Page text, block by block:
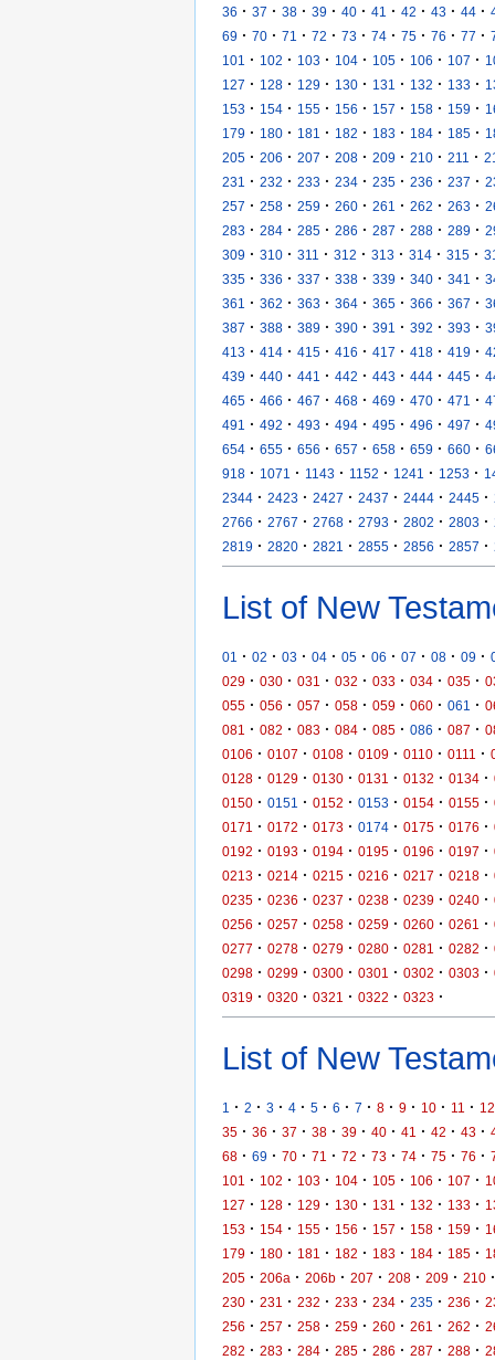
36 · 37 · 38 · 39 · 40 · 41 · 42 · 43 · 44 ·
69 · 70 · 71 · 72 · 73 · 74 · 75 · 76 · 77 ·
101
· 102 · 103 · 104 · 105 · 106 · 107 ·
127 · 128 · 129 · 130 · 131 · 132 · 133 ·
153 · 154 · 155 · 156 · 157 · 158 · 159 ·
179 · 180 · 181 · 182 · 183 · 184 · 185 ·
205 · 206 · 207 · 208 · 209 · 210 · 211 ·
231
· 232 · 233 · 234 · 235 · 236 · 237 ·
257 · 258 · 259 · 260 · 261 · 262 · 263 ·
283 · 284 · 285 · 286 · 287 · 288 · 289 ·
309 · 310 · 311 · 312 · 313 · 314 · 315 ·
335 · 336 · 337 · 338 · 339 · 340 · 341 ·
361
· 362 · 363 · 364 · 365 · 366 · 367 ·
387 · 388 · 389 · 390 · 391 · 392 · 393 ·
413 · 414 · 415 · 416 · 417 · 418 · 419 ·
439 · 440 · 441 · 442 · 443 · 444 · 445 ·
465 · 466 · 467 · 468 · 469 · 470 · 471 ·
491
· 492 · 493 · 494 · 495 · 496 · 497 ·
654 · 655 · 656 · 657 · 658 · 659 · 660 ·
918 · 1071 · 1143 · 1152 · 1241 · 1253 ·
2344 · 2423 · 2427 · 2437 · 2444 · 2445 ·
2766 · 2767 · 2768 · 2793 · 2802 · 2803 ·
2819 · 2820 · 2821 · 2855 · 2856 · 2857 ·
List of New
01 · 02 · 03 · 04 · 05 · 06 · 07 · 08 · 09 ·
029 · 030 · 031 · 032 · 033 · 034 · 035 ·
055 · 056 · 057 · 058 · 059 · 060 · 061 ·
081
· 082 · 083 · 084 · 085 · 086 · 087 ·
0106 · 0107 · 0108 · 0109 · 0110 · 0111 ·
0128 · 0129 · 0130 · 0131 · 0132 · 0134 ·
0150 · 0151 · 0152 · 0153 · 0154 · 0155 ·
0171
· 0172 · 0173 · 0174 · 0175 · 0176 ·
0192 · 0193 · 0194 · 0195 · 0196 · 0197 ·
0213 · 0214 · 0215 · 0216 · 0217 · 0218 ·
0235 · 0236 · 0237 · 0238 · 0239 · 0240 ·
0256 · 0257 · 0258 · 0259 · 0260 · 0261 ·
0277 · 0278 · 0279 · 0280 · 0281 · 0282 ·
0298 · 0299 · 0300 · 0301 · 0302 · 0303 ·
0319 · 0320 · 0321 · 0322 · 0323 ·
List of New
1 · 2 · 3 · 4 · 5 · 6 · 7 · 8 · 9 · 10 · 11 · 12
35 · 36 · 37 · 38 · 39 · 40 · 41 · 42 · 43 ·
68 · 69 · 70 · 71 · 72 · 73 · 74 · 75 · 76 ·
101
· 102 · 103 · 104 · 105 · 106 · 107 ·
127 · 128 · 129 · 130 · 131 · 132 · 133 ·
153 · 154 · 155 · 156 · 157 · 158 · 159 ·
179 · 180 · 181 · 182 · 183 · 184 · 185 ·
205 · 206a · 206b · 207 · 208 · 209 · 210 ·
230 · 231 · 232 · 233 · 234 · 235 · 236 ·
256 · 257 · 258 · 259 · 260 · 261 · 262 ·
282 · 283 · 284 · 285 · 286 · 287 · 288 ·